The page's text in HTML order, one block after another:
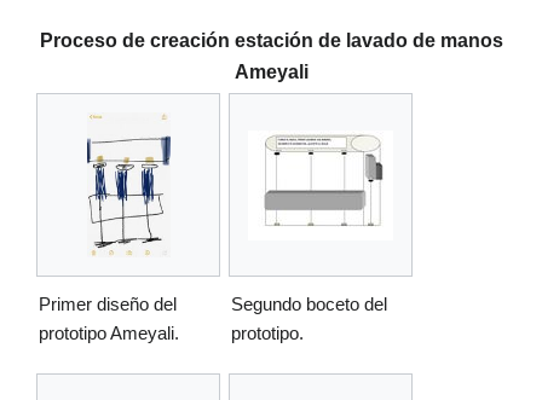
Proceso de creación estación de lavado de manos
Ameyali
Primer diseño del
prototipo Ameyali.
Segundo boceto del
prototipo.